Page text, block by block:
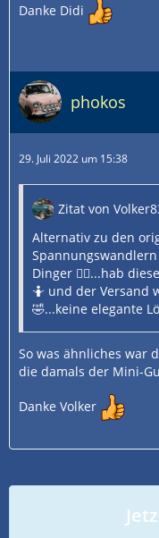
Danke Didi
phokos
29. Juli 2022 um 15:38
Zitat von
Alternativ zu den
Dinger 😵‍💫...hab
🤷 und der Versand
🤣...keine elegante
So was ähnliches war
die damals der Mini-
Danke Volker